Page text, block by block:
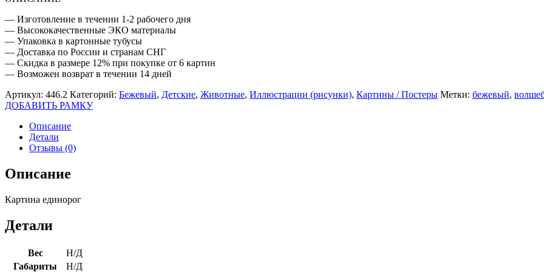
— Изготовление в течении 1-2 рабочего дня
— Высококачественные ЭКО материалы
— Упаковка в картонные тубусы
— Доставка по России и странам СНГ
— Скидка в размере 12% при покупке от 6 картин
— Возможен возврат в течении 14 дней
Артикул: 446.2 Категорий: Бежевый, Детские, Животные, Иллюстрации (рисунки), Картины / Постеры Метки: бежевый,
ДОБАВИТЬ РАМКУ
Описание
Детали
Отзывы (0)
Описание
Картина единорог
Детали
Вес
Н/Д
Габариты
Н/Д